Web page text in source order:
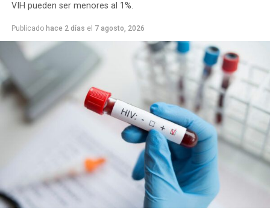
Cabe recordar que la refuncionalización del Mercado
Municipal incluye modificaciones en la plaza, a fin de
lograr una mancomunión entre los dos espacios y que el
VIH pueden ser menores al 1%.
Publicado hace 2 días el 7 agosto, 2026